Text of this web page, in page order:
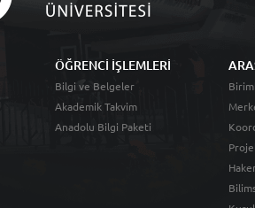
ÖĞRENCİ İŞLEMLERİ
Bilgi ve Belgeler
Akademik Takvim
Anadolu Bilgi Paketi